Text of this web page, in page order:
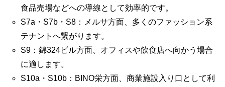
食品売場などへの導線として効率的です。
S7a・S7b・S8：メルサ方面、多くのファッション系
テナントへ繋がります。
S9：錦324ビル方面、オフィスや飲食店へ向かう場合
に適します。
S10a・S10b：BINO栄方面、商業施設入り口として利